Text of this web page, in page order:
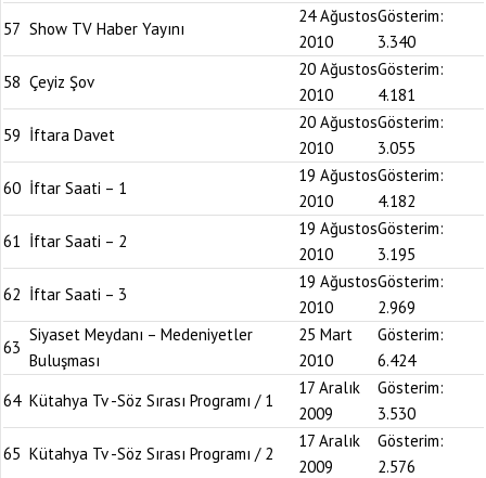
57 Show TV Haber Yayını
24 Ağustos
2010
Gösterim:
3.340
58 Çeyiz Şov
20 Ağustos
2010
Gösterim:
4.181
59 İftara Davet
20 Ağustos
2010
Gösterim:
3.055
60 İftar Saati – 1
19 Ağustos
2010
Gösterim:
4.182
61 İftar Saati – 2
19 Ağustos
2010
Gösterim:
3.195
62 İftar Saati – 3
19 Ağustos
2010
Gösterim:
2.969
63
Siyaset Meydanı – Medeniyetler
Buluşması
25 Mart
2010
Gösterim:
6.424
64 Kütahya Tv -Söz Sırası Programı / 1
17 Aralık
2009
Gösterim:
3.530
65 Kütahya Tv -Söz Sırası Programı / 2
17 Aralık
2009
Gösterim:
2.576